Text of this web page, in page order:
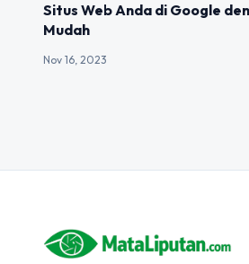
Situs Web Anda di Google
Mudah
Nov 16, 2023